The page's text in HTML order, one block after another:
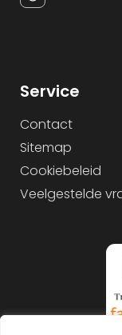
Service
Contact
Sitemap
Cookiebeleid
Veelgestelde